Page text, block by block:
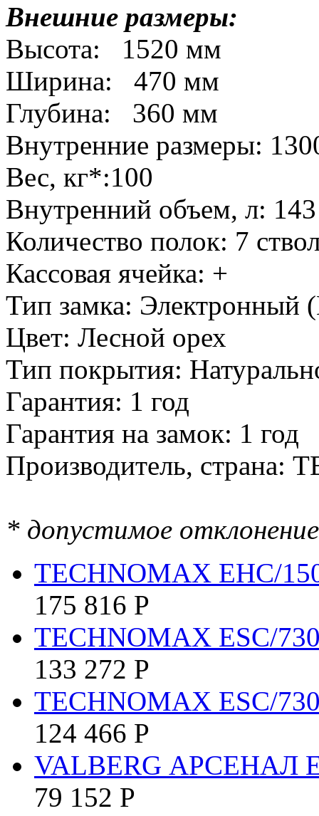
Внешние размеры:
Высота: 1520 мм
Ширина: 470 мм
Глубина: 360 мм
Внутренние размеры:
Вес, кг*:100
Внутренний объем, л: 143
Количество полок: 7
Кассовая ячейка: +
Тип замка: Электронный
Цвет: Лесной орех
Тип покрытия:
Гарантия: 1 год
Гарантия на замок: 1 год
Производитель, страна:
* допустимое
TECHNOMAX EHC/
175 816 Р
TECHNOMAX ESC/
133 272 Р
TECHNOMAX ESC/
124 466 Р
VALBERG АРСЕНАЛ
79 152 Р